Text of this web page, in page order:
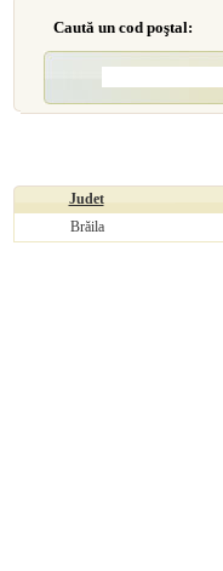
Caută un cod poştal:
Judet
Brăila